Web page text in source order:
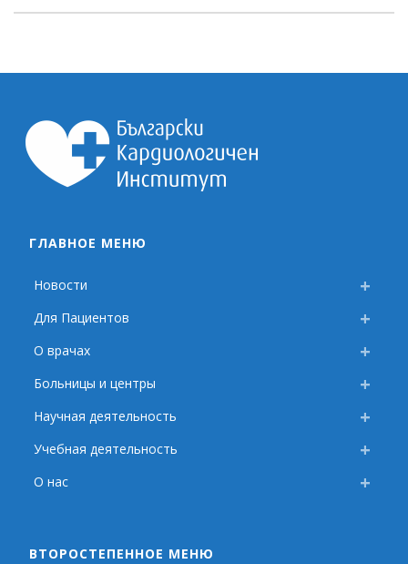
ГЛАВНОЕ МЕНЮ
Новости
Для Пациентов
О врачах
Больницы и центры
Научная деятельность
Учебная деятельность
О нас
ВТОРОСТЕПЕННОЕ МЕНЮ